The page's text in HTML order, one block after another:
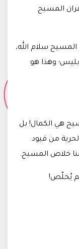
المسيح
سلام الله،
وهذا هو
هي الكمال! بل
من قيود
خلاص المسيح.
لم يُخلّص!